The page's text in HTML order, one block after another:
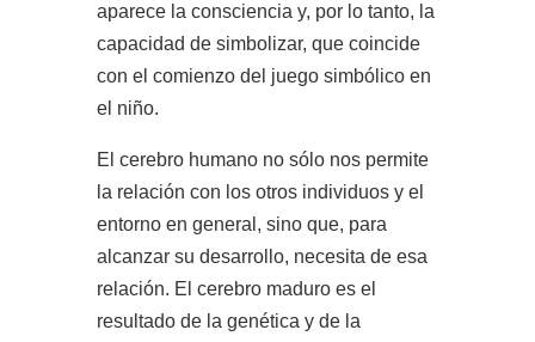
aparece la consciencia y, por lo tanto, la
capacidad de simbolizar, que coincide
con el comienzo del juego simbólico en
el niño.
El cerebro humano no sólo nos permite
la relación con los otros individuos y el
entorno en general, sino que, para
alcanzar su desarrollo, necesita de esa
relación. El cerebro maduro es el
resultado de la genética y de la